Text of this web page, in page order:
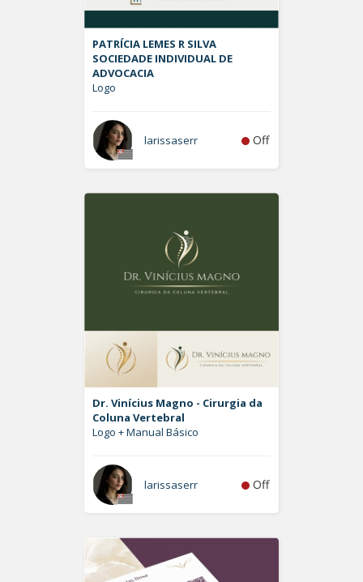
PATRÍCIA LEMES R SILVA
SOCIEDADE INDIVIDUAL DE
ADVOCACIA
Logo
larissaserr Off
Dr. Vinícius Magno - Cirurgia da
Coluna Vertebral
Logo + Manual Básico
larissaserr Off